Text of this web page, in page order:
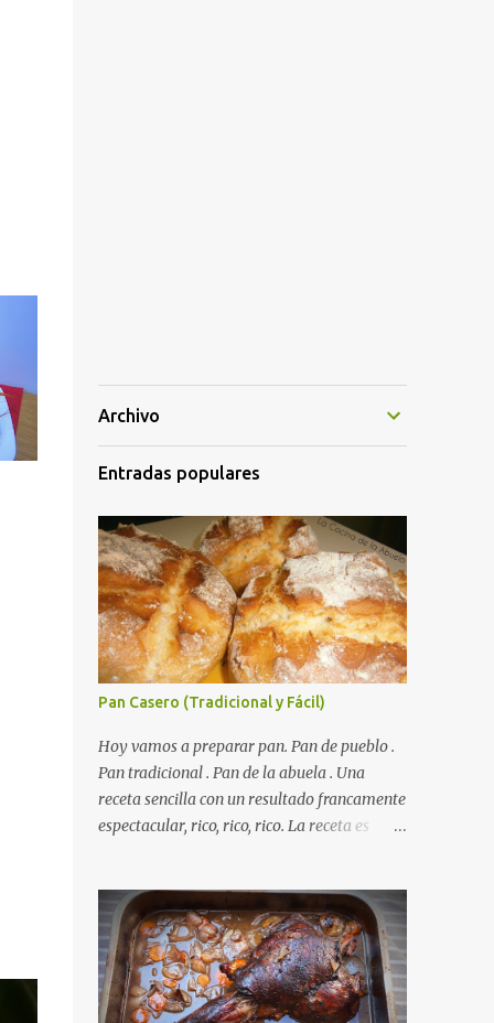
Archivo
Entradas populares
Autorecambiosstore.ES
Pan Casero (Tradicional y Fácil)
Hoy vamos a preparar pan. Pan de pueblo .
Pan tradicional . Pan de la abuela . Una
receta sencilla con un resultado francamente
espectacular, rico, rico, rico. La receta es
Es económico ( por un euro y poco sale todo
éste pan ). El pan sale crujiente y tierno,
además te aguanta varios días y puedes
utilizarlo para otras recetas como tostas o
picatostes. INGREDIENTES para un Pan